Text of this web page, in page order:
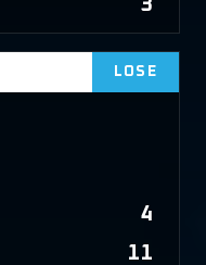
3
LOSE
4
11